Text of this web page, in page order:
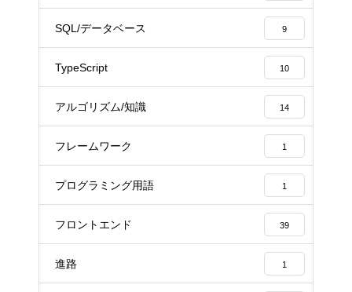
SQL/データベース 9
TypeScript 10
アルゴリズム/知識 14
フレームワーク 1
プログラミング用語 1
フロントエンド 39
進路 1